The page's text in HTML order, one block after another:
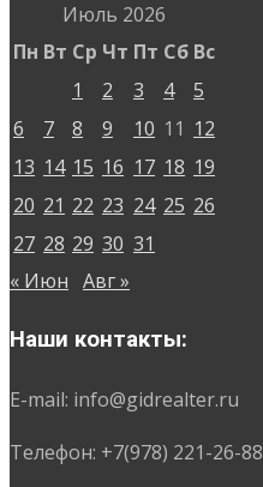
Июль 2026
Пн Вт Ср Чт Пт Сб Вс
1
2 3 4
5
6
7 8 9 10 11 12
13 14 15 16 17 18 19
20 21 22 23 24 25 26
27 28 29 30 31
« Июн Авг »
Наши контакты:
E-mail: info@gidrealter.ru
Телефон: +7(978) 221-26-88